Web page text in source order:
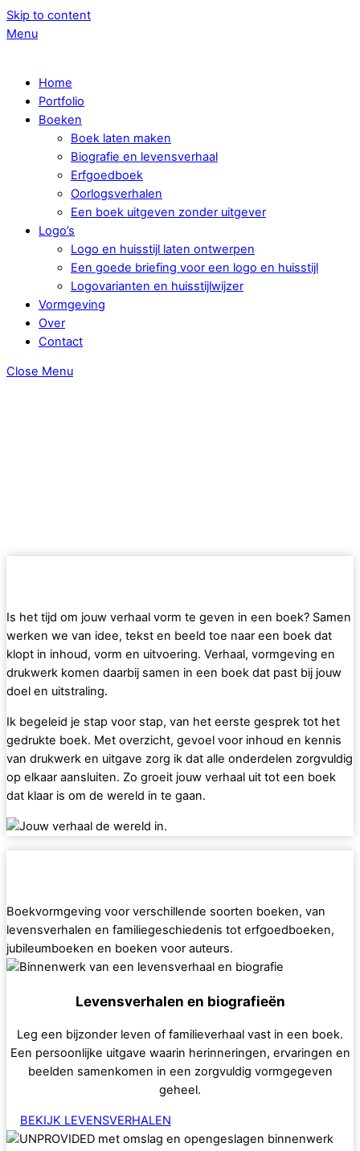
Skip to content
Menu
Home
Portfolio
Boeken
Boek laten maken
Biografie en levensverhaal
Erfgoedboek
Oorlogsverhalen
Een boek uitgeven zonder uitgever
Logo’s
Logo en huisstijl laten ontwerpen
Een goede briefing voor een logo en huisstijl
Logovarianten en huisstijlwijzer
Vormgeving
Over
Contact
Close Menu
Is het tijd om jouw verhaal vorm te geven in een boek? Samen
werken we van idee, tekst en beeld toe naar een boek dat
klopt in inhoud, vorm en uitvoering. Verhaal, vormgeving en
drukwerk komen daarbij samen in een boek dat past bij jouw
doel en uitstraling.
Ik begeleid je stap voor stap, van het eerste gesprek tot het
gedrukte boek. Met overzicht, gevoel voor inhoud en kennis
van drukwerk en uitgave zorg ik dat alle onderdelen zorgvuldig
op elkaar aansluiten. Zo groeit jouw verhaal uit tot een boek
dat klaar is om de wereld in te gaan.
Boekvormgeving voor verschillende soorten boeken, van
levensverhalen en familiegeschiedenis tot erfgoedboeken,
jubileumboeken en boeken voor auteurs.
Levensverhalen en biografieën
Leg een bijzonder leven of familieverhaal vast in een boek.
Een persoonlijke uitgave waarin herinneringen, ervaringen en
beelden samenkomen in een zorgvuldig vormgegeven
geheel.
BEKIJK LEVENSVERHALEN